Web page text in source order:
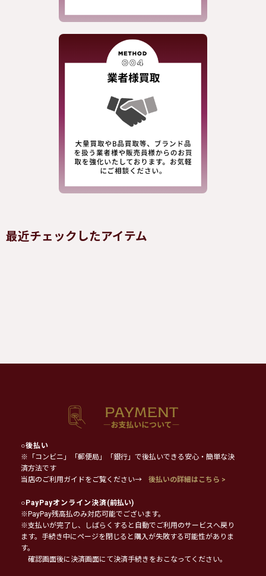
最近チェックしたアイテム
○後払い
※「コンビニ」「郵便局」「銀行」で後払いできる安心・簡単な決
済方法です
当店のご利用ガイドをご覧ください→
後払いの詳細はこちら >
○PayPayオンライン決済(前払い)
※PayPay残高払のみ対応可能でございます。
※支払いが完了し、しばらくすると自動でご利用のサービスへ戻り
ます。手続き中にページを閉じると購入が失敗する可能性がありま
す。
確認画面後に決済画面にて決済手続きをおこなってください。